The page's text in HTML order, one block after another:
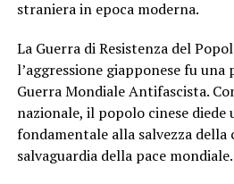
straniera in epoca moderna.
La Guerra di Resistenza del
l’aggressione giapponese fu
Guerra Mondiale Antifascista.
nazionale, il popolo cinese
fondamentale alla salvezza della
salvaguardia della pace mondiale.